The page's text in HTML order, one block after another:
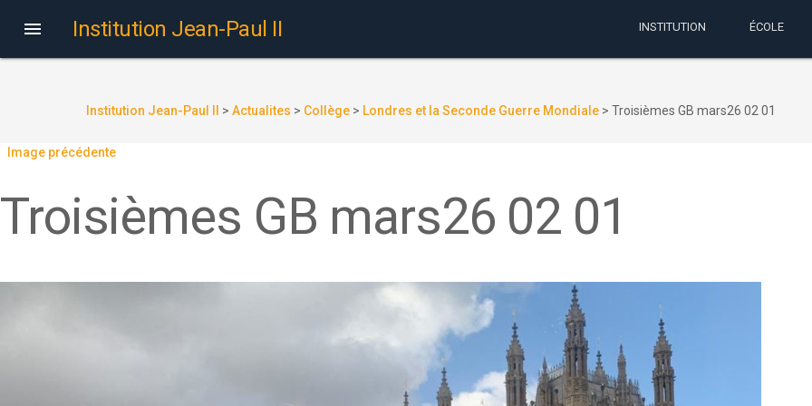
 Institution Jean-Paul II INSTITUTION ÉCOLE
Institution Jean-Paul II > Actualites > Collège > Londres et la Seconde Guerre Mondiale > Troisièmes GB mars26 02 01
Image précédente
Troisièmes GB mars26 02 01